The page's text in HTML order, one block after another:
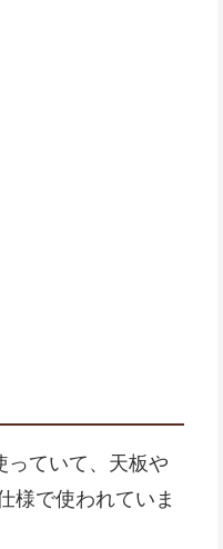
っていて、天板や
様で使われていま